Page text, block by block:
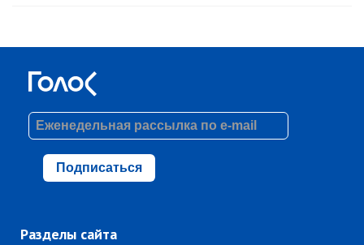
Подписаться
Разделы сайта